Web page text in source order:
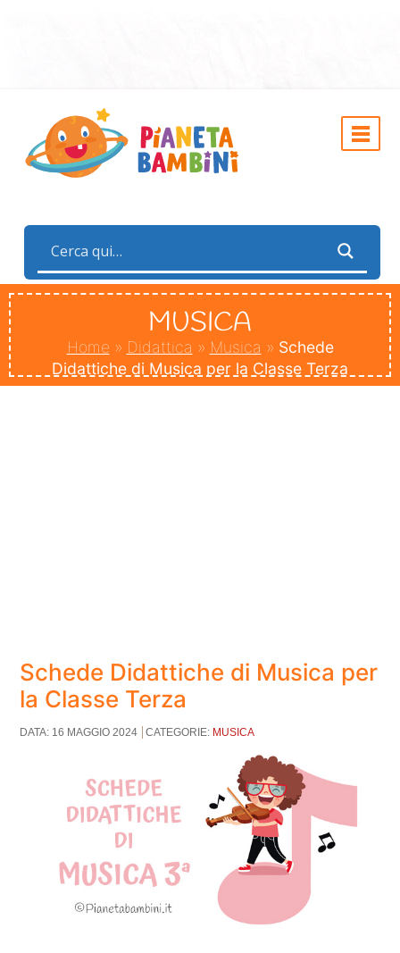
MUSICA
Home » Didattica » Musica » Schede
Didattiche di Musica per la Classe Terza
Schede Didattiche di Musica per
la Classe Terza
DATA: 16 MAGGIO 2024 CATEGORIE: MUSICA